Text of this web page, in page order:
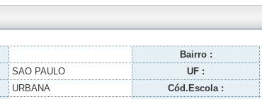
Bairro :
SAO PAULO UF :
URBANA Cód.Escola :